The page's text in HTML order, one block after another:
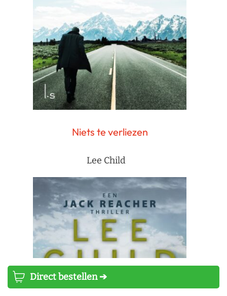
Direct bestellen ➔
Niets te verliezen
Lee Child